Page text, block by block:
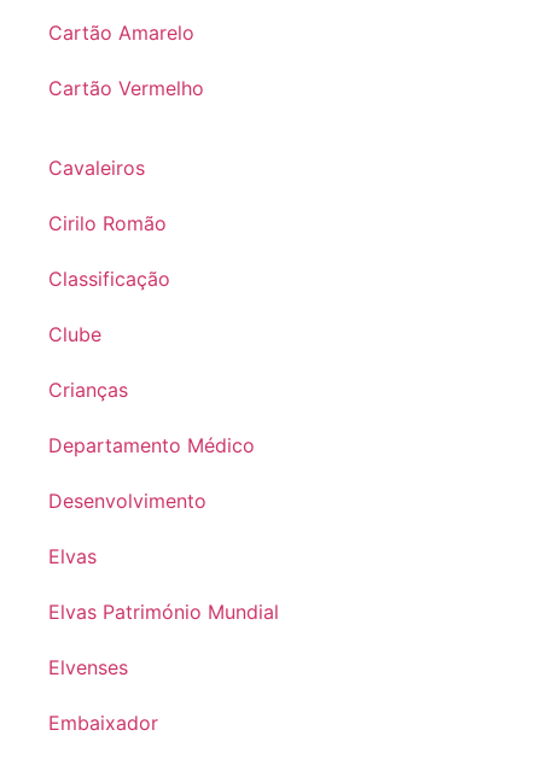
Cartão Amarelo
Cartão Vermelho
Cavaleiros
Cirilo Romão
Classificação
Clube
Crianças
Departamento Médico
Desenvolvimento
Elvas
Elvas Património Mundial
Elvenses
Embaixador